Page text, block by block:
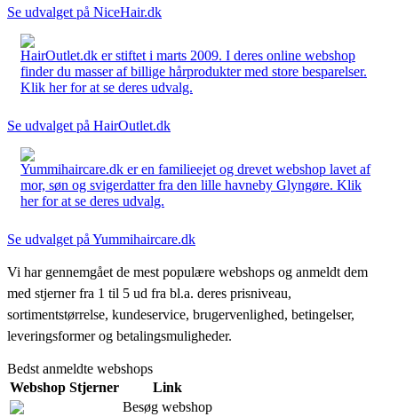
Se udvalget på NiceHair.dk
HairOutlet.dk er stiftet i marts 2009. I deres online webshop
finder du masser af billige hårprodukter med store besparelser.
Klik her for at se deres udvalg.
Se udvalget på HairOutlet.dk
Yummihaircare.dk er en familieejet og drevet webshop lavet af
mor, søn og svigerdatter fra den lille havneby Glyngøre. Klik
her for at se deres udvalg.
Se udvalget på Yummihaircare.dk
Vi har gennemgået de mest populære webshops og anmeldt dem
med stjerner fra 1 til 5 ud fra bl.a. deres prisniveau,
sortimentstørrelse, kundeservice, brugervenlighed, betingelser,
leveringsformer og betalingsmuligheder.
Bedst anmeldte webshops
Webshop Stjerner
Link
Besøg webshop